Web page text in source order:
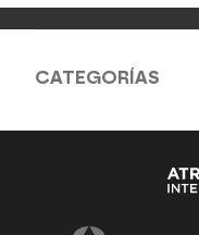
CATEGORÍAS
Antena 3 Noticias
Tu cara me suena